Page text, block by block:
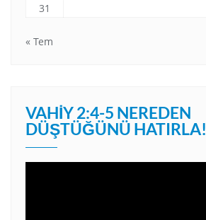
31
« Tem
VAHIY 2:4-5 NEREDEN
DÜŞTÜĞÜNÜ HATIRLA!